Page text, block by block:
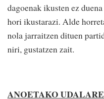
dagoenak ikusten ez
hori ikustarazi. Alde
nola jarraitzen dituen
niri, gustatzen zait.
ANOETAKO